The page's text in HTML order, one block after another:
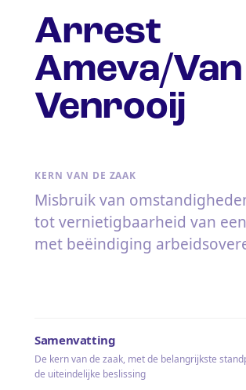
Arrest
Ameva/Van
Venrooij
KERN VAN DE ZAAK
Misbruik van
tot vernietigbaarheid van
met beëindiging
Samenvatting
De kern van de zaak, met de belangrijkste
de uiteindelijke beslissing